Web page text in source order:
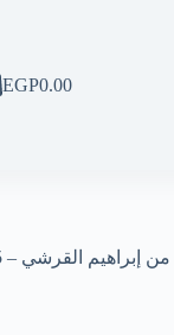
عربةEGP0.00